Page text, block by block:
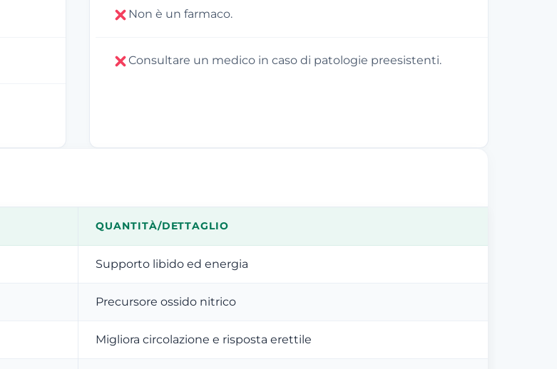
Non è un farmaco.
Consultare un medico in caso di patologie preesistenti.
QUANTITÀ/DETTAGLIO
Supporto libido ed energia
Precursore ossido nitrico
Migliora circolazione e risposta erettile